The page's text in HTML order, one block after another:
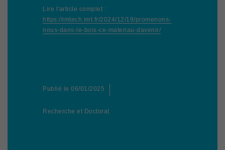
Lire l'article complet :
https://imtech.imt.fr/2024/12/19/promenons-
nous-dans-le-bois-ce-materiau-davenir/
Publié le 06/01/2025
Recherche et Doctorat